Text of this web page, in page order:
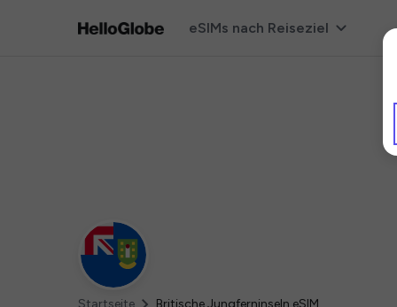
eSIMs nach Reiseziel
Startseite Britische Jungferninseln eSIM